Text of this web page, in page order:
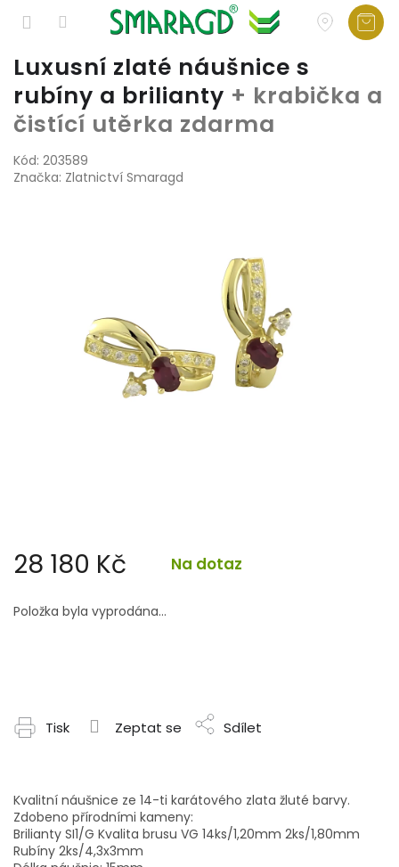
Přejít
obsah
Luxusní zlaté náušnice s
rubíny a brilianty + krabička a
čistící utěrka zdarma
Kód: 203589
Značka: Zlatnictví Smaragd
28 180 Kč Na dotaz
cena:
Položka byla vyprodána…
Tisk Zeptat se Sdílet
Kvalitní náušnice ze 14-ti karátového zlata žluté barvy.
Zdobeno přírodními kameny:
Brilianty SI1/G Kvalita brusu VG 14ks/1,20mm 2ks/1,80mm
Rubíny 2ks/4,3x3mm